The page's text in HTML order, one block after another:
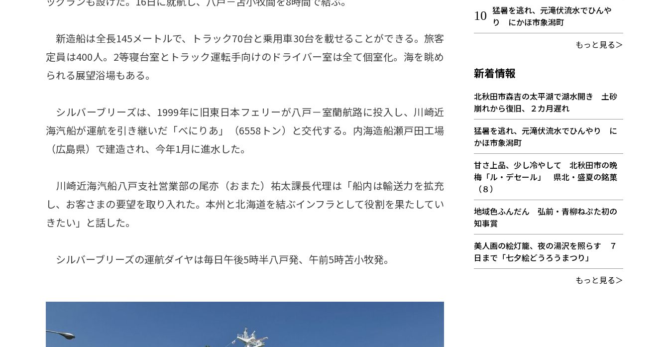
新造船は全長145メートルで、トラック70台と乗用車30台を載せることができる。旅客
定員は400人。2等寝台室とトラック運転手向けのドライバー室は全て個室化。海を眺め
られる展望浴場もある。
シルバーブリーズは、1999年に旧東日本フェリーが八戸－室蘭航路に投入し、川崎近
海汽船が運航を引き継いだ「べにりあ」（6558トン）と交代する。内海造船瀬戸田工場
（広島県）で建造され、今年1月に進水した。
川崎近海汽船八戸支社営業部の尾亦（おまた）祐太課長代理は「船内は輸送力を拡充
し、お客さまの要望を取り入れた。本州と北海道を結ぶインフラとして役割を果たしてい
きたい」と話した。
シルバーブリーズの運航ダイヤは毎日午後5時半八戸発、午前5時苫小牧発。
猛暑を逃れ、元滝伏流水でひんや
り にかほ市象潟町
もっと見る＞
新着情報
北秋田市森吉の太平湖で湖水開き 土砂
崩れから復旧、２カ月遅れ
猛暑を逃れ、元滝伏流水でひんやり に
かほ市象潟町
甘さ上品、少し冷やして 北秋田市の晩
梅「ル・デセール」 県北・盛夏の銘菓
（８）
地域色ふんだん 弘前・青柳ねぷた初の
知事賞
美人画の絵灯籠、夜の湯沢を照らす ７
日まで「七夕絵どうろうまつり」
もっと見る＞